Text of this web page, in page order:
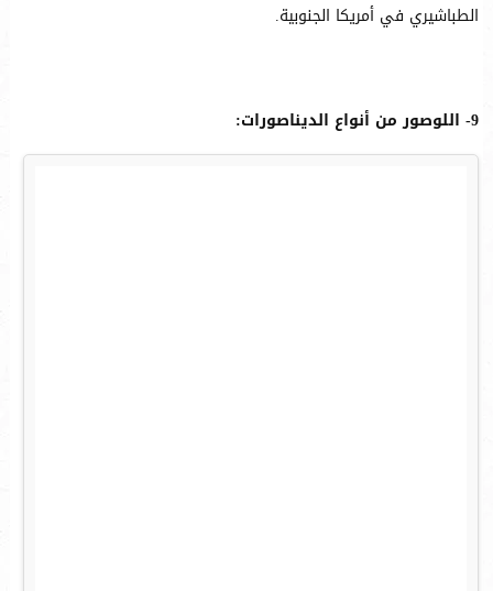
الطباشيري في أمريكا الجنوبية.
9- اللوصور من أنواع الديناصورات: